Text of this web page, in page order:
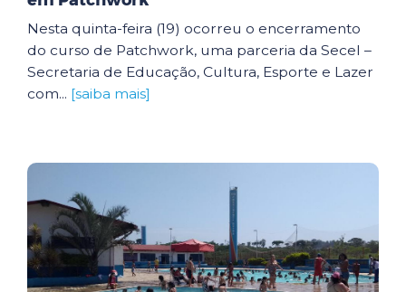
Nesta quinta-feira (19) ocorreu o encerramento
do curso de Patchwork, uma parceria da Secel –
Secretaria de Educação, Cultura, Esporte e Lazer
com... [saiba mais]